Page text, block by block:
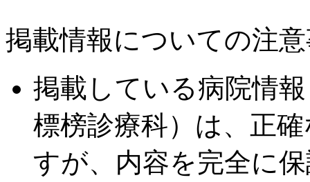
掲載情報についての注
掲載している病院情
標榜診療科）は、正
すが、内容を完全に